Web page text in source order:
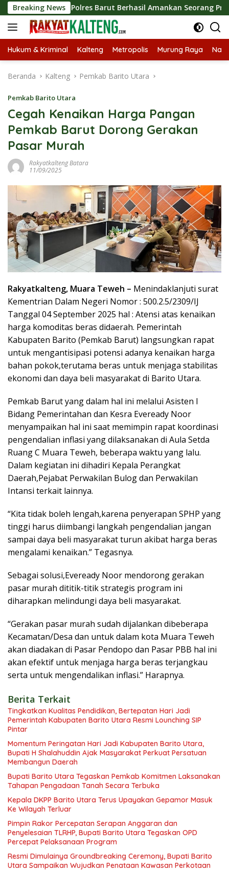
Langsung
ke
konten
Breaking News
Polres Barut Berhasil Amankan Seorang Pria Siap
Hukum & Kriminal Kalteng Metropolis Murung Raya
Beranda Kalteng Pemkab Barito Utara
Pemkab Barito Utara
Cegah Kenaikan Harga Pangan
Pemkab Barut Dorong Gerakan
Pasar Murah
Rakyatkalteng Batara
11/09/2025
Rakyatkalteng, Muara Teweh – Menindaklanjuti surat
Kementrian Dalam Negeri Nomor : 500.2.5/2309/IJ
Tanggal 04 September 2025 hal : Atensi atas kenaikan
harga komoditas beras didaerah. Pemerintah
Kabupaten Barito (Pemkab Barut) langsungkan rapat
untuk mengantisipasi potensi adanya kenaikan harga
bahan pokok,terutama beras untuk menjaga stabilitas
ekonomi dan daya beli masyarakat di Barito Utara.
Pemkab Barut yang dalam hal ini melalui Asisten I
Bidang Pemerintahan dan Kesra Eveready Noor
menyampaikan hal ini saat memimpin rapat koordinasi
pengendalian inflasi yang dilaksanakan di Aula Setda
Ruang C Muara Teweh, beberapa waktu yang lalu.
Dalam kegiatan ini dihadiri Kepala Perangkat
Daerah,Pejabat Perwakilan Bulog dan Perwakilan
Intansi terkait lainnya.
“Kita tidak boleh lengah,karena penyerapan SPHP yang
tinggi harus diimbangi langkah pengendalian jangan
sampai daya beli masyarakat turun akibat harga beras
mengalami kenaikan.” Tegasnya.
Sebagai solusi,Eveready Noor mendorong gerakan
pasar murah dititik-titik strategis program ini
diharapkan melindungi daya beli masyarakat.
“Gerakan pasar murah sudah dijalankan dibeberapa
Kecamatan/Desa dan untuk dalam kota Muara Teweh
akan diadakan di Pasar Pendopo dan Pasar PBB hal ini
akan efektif untuk menjaga harga beras terjangkau
serta untuk mengendalikan inflasi.” Harapnya.
Berita Terkait
Tingkatkan Kualitas Pendidikan, Bertepatan Hari Jadi
Pemerintah Kabupaten Barito Utara Resmi Lounching SIP
Pintar
Momentum Peringatan Hari Jadi Kabupaten Barito Utara,
Bupati H Shalahuddin Ajak Masyarakat Perkuat Persatuan
Membangun Daerah
Bupati Barito Utara Tegaskan Pemkab Komitmen Laksanakan
Tahapan Pengadaan Tanah Secara Terbuka
Kepala DKPP Barito Utara Terus Upayakan Gepamor Masuk
Ke Wilayah Terluar
Pimpin Rakor Percepatan Serapan Anggaran dan
Penyelesaian TLRHP, Bupati Barito Utara Tegaskan OPD
Percepat Pelaksanaan Program
Resmi Dimulainya Groundbreaking Ceremony, Bupati Barito
Utara Sampaikan Wujudkan Penataan Kawasan Perkotaan